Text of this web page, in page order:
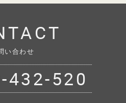
い合わせ
432-520